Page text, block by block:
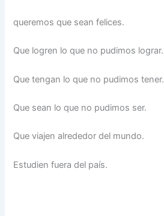
queremos que sean felices.
Que logren lo que no pudimos lograr.
Que tengan lo que no pudimos tener.
Que sean lo que no pudimos ser.
Que viajen alrededor del mundo.
Estudien fuera del país.